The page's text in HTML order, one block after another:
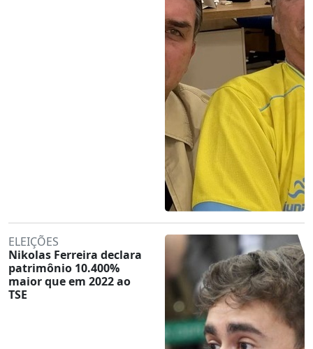
ELEIÇÕES
Nikolas Ferreira declara
patrimônio 10.400%
maior que em 2022 ao
TSE